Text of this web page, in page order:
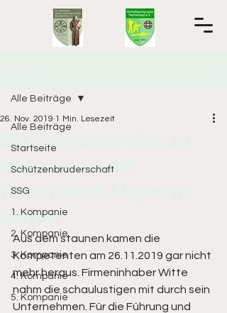
Alle Beiträge
Startseite
Schützenbruderschaft
SSG
1. Kompanie
2. Kompanie
3. Kompanie
4. Kompanie
5. Kompanie
Alle Beiträge
Die Kompetenten zu
besuch bei der
Tischfabrik Meyer in
Lutten
26. Nov. 2019 1 Min. Lesezeit
Aus dem staunen kamen die
Kompetenten am 26.11.2019 gar nicht
mehr heraus. Firmeninhaber Witte
nahm die schaulustigen mit durch sein
Unternehmen. Für die Führung und